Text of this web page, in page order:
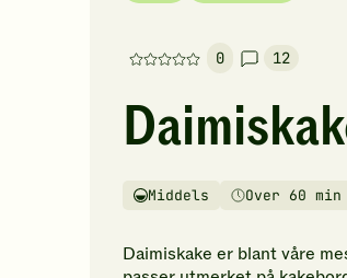
0
Denne
har
foreløpig
vurderinger.
første
12
Vanskelighetsgrad
Middels
TilberedningstidOver 60 min
Daimiskake er blant våre